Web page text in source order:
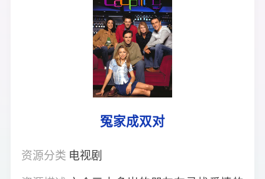
冤家成双对
资源分类 电视剧